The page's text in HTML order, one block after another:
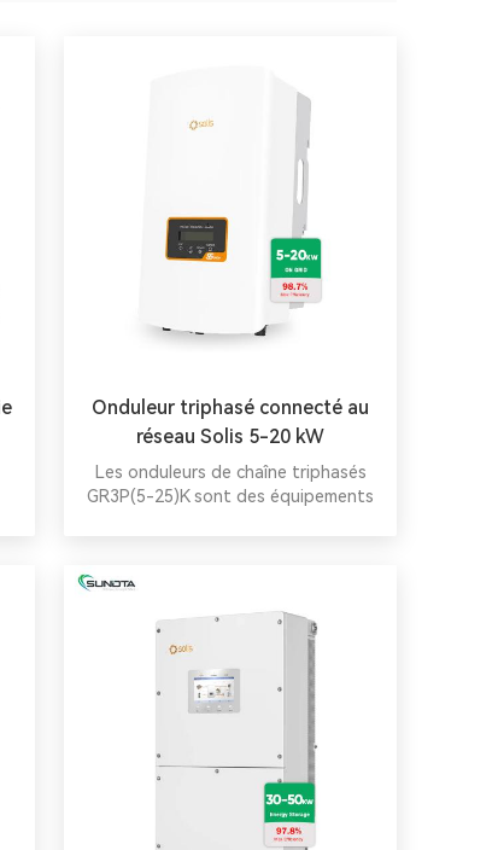
Onduleur triphasé connecté au
réseau Solis 5-20 kW
Les onduleurs de chaîne triphasés
GR3P(5-25)K sont des équipements
commerciales. Compacts, ils offrent
un rendement supérieur et une large
gamme de puissances. Ils sont dotés
de deux entrées MPPT pour une
flexibilité et une efficacité accrues.